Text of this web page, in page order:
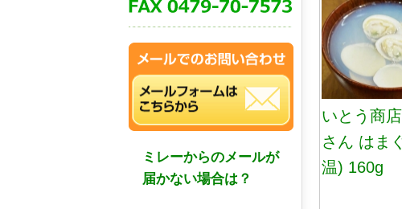
ミレーからのメールが
届かない場合は？
いとう商
さん はま
温) 160g